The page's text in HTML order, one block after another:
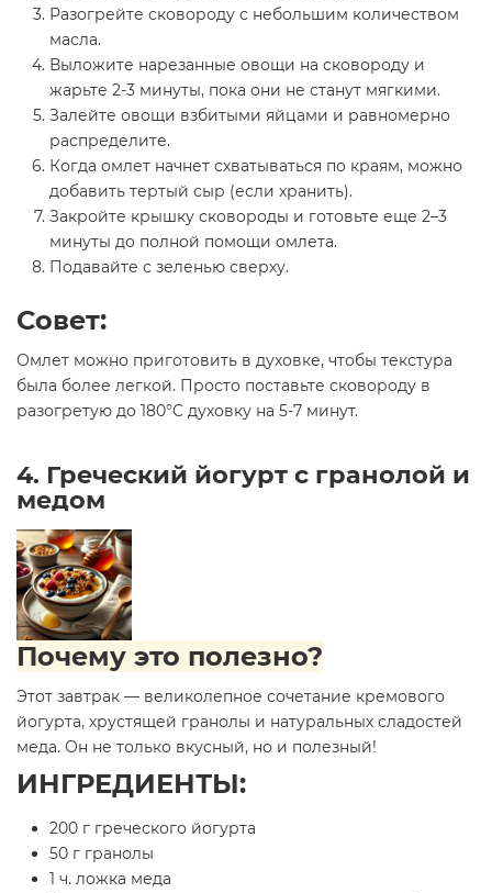
Разогрейте сковороду с небольшим количеством
масла.
Выложите нарезанные овощи на сковороду и
жарьте 2-3 минуты, пока они не станут мягкими.
Залейте овощи взбитыми яйцами и равномерно
распределите.
Когда омлет начнет схватываться по краям, можно
добавить тертый сыр (если хранить).
Закройте крышку сковороды и готовьте еще 2–3
минуты до полной помощи омлета.
Подавайте с зеленью сверху.
Совет:
Омлет можно приготовить в духовке, чтобы текстура
была более легкой. Просто поставьте сковороду в
разогретую до 180°C духовку на 5-7 минут.
4. Греческий йогурт с гранолой и
медом
Почему это полезно?
Этот завтрак — великолепное сочетание кремового
йогурта, хрустящей гранолы и натуральных сладостей
меда. Он не только вкусный, но и полезный!
ИНГРЕДИЕНТЫ:
200 г греческого йогурта
50 г гранолы
1 ч. ложка меда